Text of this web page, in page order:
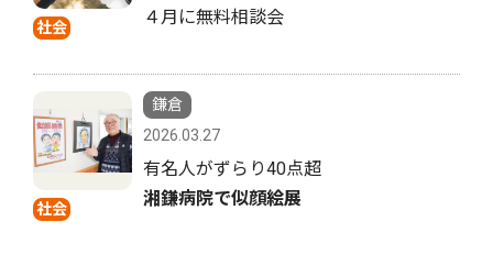
社会
４月に無料相談会
社会
鎌倉
2026.03.27
有名人がずらり40点超
湘鎌病院で似顔絵展